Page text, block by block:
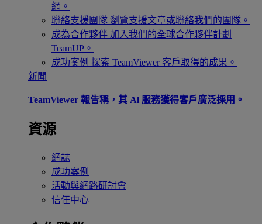
網。
聯絡支援團隊 瀏覽支援文章或聯絡我們的團隊。
成為合作夥伴 加入我們的全球合作夥伴計劃
TeamUP。
成功案例 探索 TeamViewer 客戶取得的成果。
新聞
TeamViewer 報告稱，其 Al 服務獲得客戶廣泛採用。
資源
網誌
成功案例
活動與網路研討會
信任中心